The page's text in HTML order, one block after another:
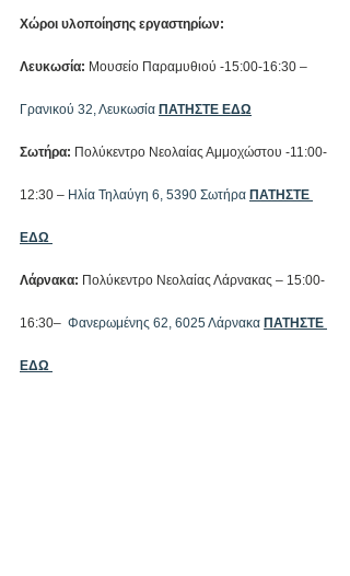
Χώροι υλοποίησης εργαστηρίων:
Λευκωσία: Μουσείο Παραμυθιού -15:00-16:30 –
Γρανικού 32, Λευκωσία ΠΑΤΗΣΤΕ ΕΔΩ
Σωτήρα: Πολύκεντρο Νεολαίας Αμμοχώστου -11:00-
12:30 – Ηλία Τηλαύγη 6, 5390 Σωτήρα ΠΑΤΗΣΤΕ
ΕΔΩ
Λάρνακα: Πολύκεντρο Νεολαίας Λάρνακας – 15:00-
16:30– Φανερωμένης 62, 6025 Λάρνακα ΠΑΤΗΣΤΕ
ΕΔΩ